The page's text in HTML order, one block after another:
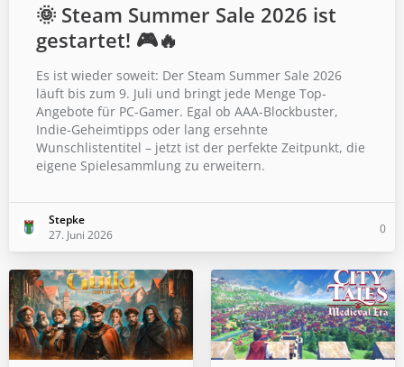
🌞 Steam Summer Sale 2026 ist
gestartet! 🎮🔥
Es ist wieder soweit: Der Steam Summer Sale 2026
läuft bis zum 9. Juli und bringt jede Menge Top-
Angebote für PC-Gamer. Egal ob AAA-Blockbuster,
Indie-Geheimtipps oder lang ersehnte
Wunschlistentitel – jetzt ist der perfekte Zeitpunkt, die
eigene Spielesammlung zu erweitern.
Stepke
27. Juni 2026
0